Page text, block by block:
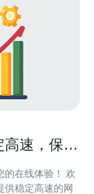
速，保障
在线体验！ 欢
供稳定高速的网